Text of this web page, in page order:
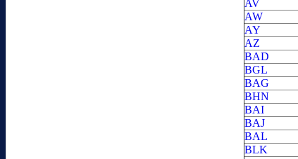
AV
AW
AY
AZ
BAD
BGL
BAG
BHN
BAI
BAJ
BAL
BLK